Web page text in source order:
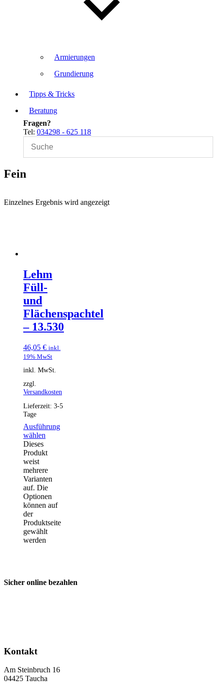
Armierungen
Grundierung
Tipps & Tricks
Beratung
Fragen?
Tel: 034298 - 625 118
Fein
Einzelnes Ergebnis wird angezeigt
Lehm
Füll-
und
Flächenspachtel
– 13.530
46,05 € inkl.
19% MwSt
inkl. MwSt.
zzgl.
Versandkosten
Lieferzeit: 3-5
Tage
Ausführung
wählen
Dieses
Produkt
weist
mehrere
Varianten
auf. Die
Optionen
können auf
der
Produktseite
gewählt
werden
Sicher online bezahlen
Kontakt
Am Steinbruch 16
04425 Taucha